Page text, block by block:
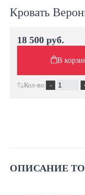
Кровать
ОПИСАНИЕ
18 500 руб.
В
Кол-во: